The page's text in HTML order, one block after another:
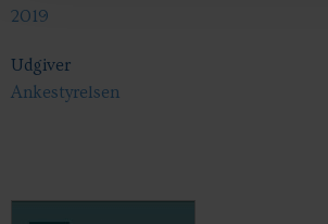
2019
Udgiver
Ankestyrelsen